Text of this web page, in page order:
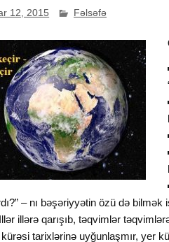
12, 2015 Fəlsəfə
– nı bəşəriyyətin özü də
Illər illərə qarışıb, təqvimlər
tarixlərinə uyğunlaşmır, yer